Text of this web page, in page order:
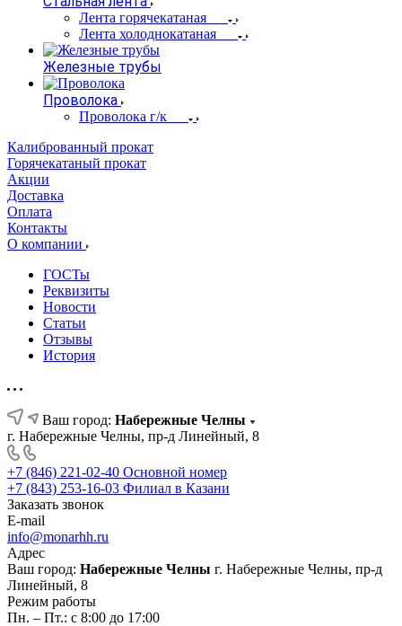
Лента горячекатаная
Лента холоднокатаная
Железные трубы
Проволока
Проволока г/к
Калиброванный прокат
Горячекатаный прокат
Акции
Доставка
Оплата
Контакты
О компании
ГОСТы
Реквизиты
Новости
Статьи
Отзывы
История
Ваш город: Набережные Челны
г. Набережные Челны, пр-д Линейный, 8
+7 (846) 221-02-40 Основной номер
+7 (843) 253-16-03 Филиал в Казани
Заказать звонок
E-mail
info@monarhh.ru
Адрес
Ваш город: Набережные Челны г. Набережные Челны, пр-д
Линейный, 8
Режим работы
Пн. – Пт.: с 8:00 до 17:00